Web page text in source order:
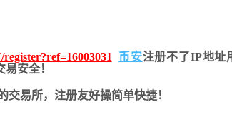
币安注册不了IP地址
安全！
交易所，注册友好操简单快捷！